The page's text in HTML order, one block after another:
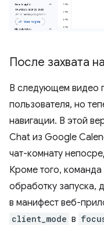
После захвата
В следующем видео
пользователя, но
навигации. В этой
Chat из Google
чат-комнату
Кроме того,
обработку запуска,
в манифест веб-
client_mode в